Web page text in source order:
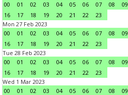
00
01 02 03 04 05 06 07 08 09
16
17 18 19 20 21 22
23
Mon 27 Feb 2023
00
01 02 03 04 05 06 07 08 09
16
17 18 19 20 21 22
23
Tue 28 Feb 2023
00
01 02 03 04 05 06 07 08 09
16
17 18 19 20 21 22
23
Wed 1 Mar 2023
00
01 02 03 04 05 06 07 08 09